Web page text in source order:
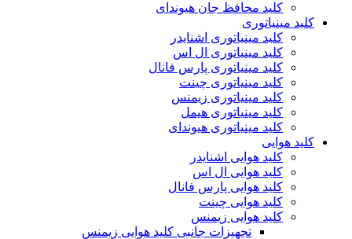
کلید محافظ جان هیوندای
کلید مینیاتوری
کلید مینیاتوری اشنایدر
کلید مینیاتوری ال اس
کلید مینیاتوری پارس فانال
کلید مینیاتوری چینت
کلید مینیاتوری زیمنس
کلید مینیاتوری هیمل
کلید مینیاتوری هیوندای
کلید هوایی
کلید هوایی اشنایدر
کلید هوایی ال اس
کلید هوایی پارس فانال
کلید هوایی چینت
کلید هوایی زیمنس
تجهیزات جانبی کلید هوایی زیمنس